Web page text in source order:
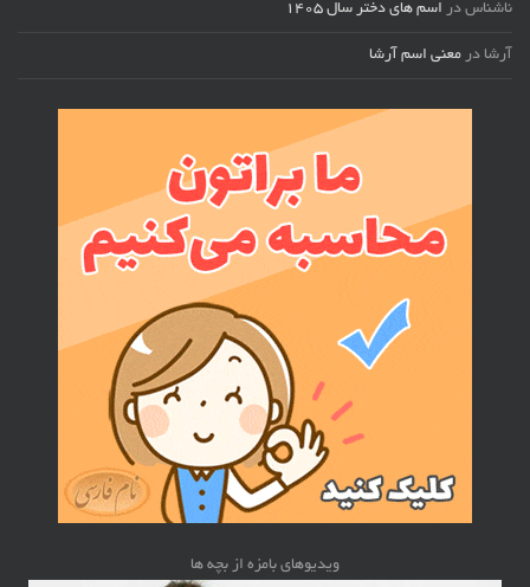
ناشناس در اسم های دختر سال ۱۴۰۵
آرشا در معنی اسم آرشا
ویدیوهای بامزه از بچه ها